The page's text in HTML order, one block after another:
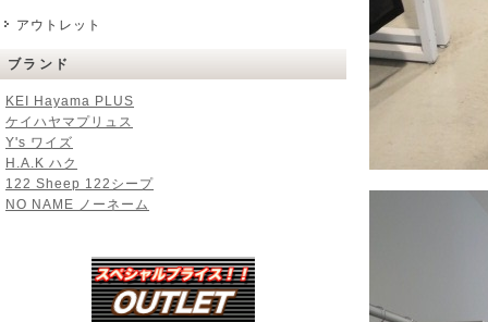
アウトレット
ブランド
KEI Hayama PLUS
ケイハヤマプリュス
Y's ワイズ
H.A.K ハク
122 Sheep 122シープ
NO NAME ノーネーム